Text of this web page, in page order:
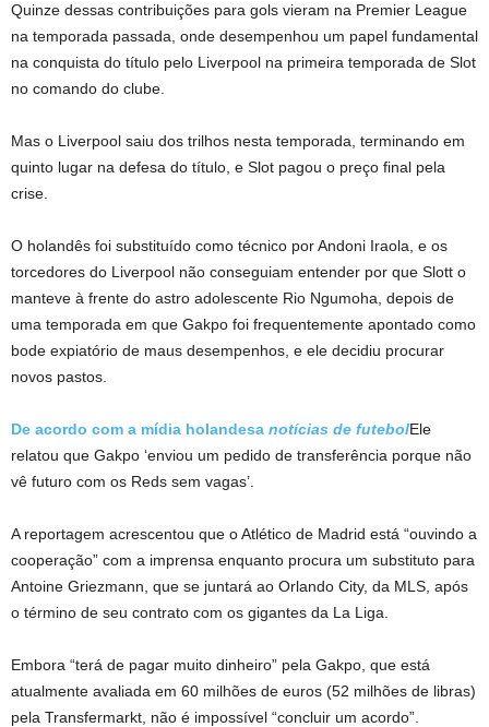
Quinze dessas contribuições para gols vieram na Premier League
na temporada passada, onde desempenhou um papel fundamental
na conquista do título pelo Liverpool na primeira temporada de Slot
no comando do clube.
Mas o Liverpool saiu dos trilhos nesta temporada, terminando em
quinto lugar na defesa do título, e Slot pagou o preço final pela
crise.
O holandês foi substituído como técnico por Andoni Iraola, e os
torcedores do Liverpool não conseguiam entender por que Slott o
manteve à frente do astro adolescente Rio Ngumoha, depois de
uma temporada em que Gakpo foi frequentemente apontado como
bode expiatório de maus desempenhos, e ele decidiu procurar
novos pastos.
De acordo com a mídia holandesa notícias de futebolEle
relatou que Gakpo ‘enviou um pedido de transferência porque não
vê futuro com os Reds sem vagas’.
A reportagem acrescentou que o Atlético de Madrid está “ouvindo a
cooperação” com a imprensa enquanto procura um substituto para
Antoine Griezmann, que se juntará ao Orlando City, da MLS, após
o término de seu contrato com os gigantes da La Liga.
Embora “terá de pagar muito dinheiro” pela Gakpo, que está
atualmente avaliada em 60 milhões de euros (52 milhões de libras)
pela Transfermarkt, não é impossível “concluir um acordo”.